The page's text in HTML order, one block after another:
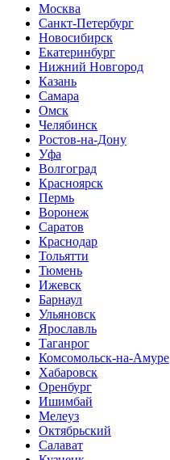
Москва
Санкт-Петербург
Новосибирск
Екатеринбург
Нижний Новгород
Казань
Самара
Омск
Челябинск
Ростов-на-Дону
Уфа
Волгоград
Красноярск
Пермь
Воронеж
Саратов
Краснодар
Тольятти
Тюмень
Ижевск
Барнаул
Ульяновск
Ярославль
Таганрог
Комсомольск-на-Амуре
Хабаровск
Оренбург
Ишимбай
Мелеуз
Октябрьский
Салават